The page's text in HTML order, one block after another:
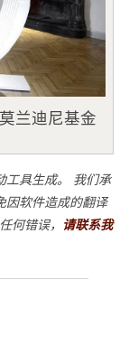
兰迪尼基金
工具生成。 我们承
因软件造成的翻译
何错误， 请联系我